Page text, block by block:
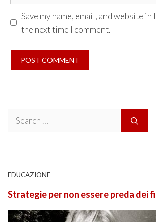
Save my name, email, and website
the next time I comment.
Search
EDUCAZIONE
Strategie per non essere preda dei